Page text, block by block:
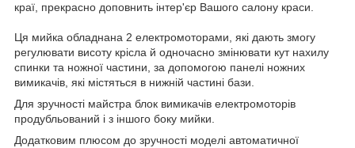
краї, прекрасно доповнить інтер'єр Вашого салону краси.
Ця мийка обладнана 2 електромоторами, які дають змогу
регулювати висоту крісла й одночасно змінювати кут нахилу
спинки та ножної частини, за допомогою панелі ножних
вимикачів, які містяться в нижній частині бази.
Для зручності майстра блок вимикачів електромоторів
продубльований і з іншого боку мийки.
Додатковим плюсом до зручності моделі автоматичної